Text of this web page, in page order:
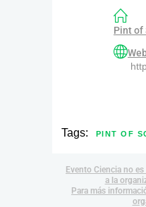
Pint of
Tags: PINT OF
Evento Ciencia no
a la
Para más